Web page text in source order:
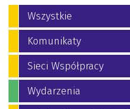
Wszystkie
Komunikaty
Sieci Współpracy
Wydarzenia